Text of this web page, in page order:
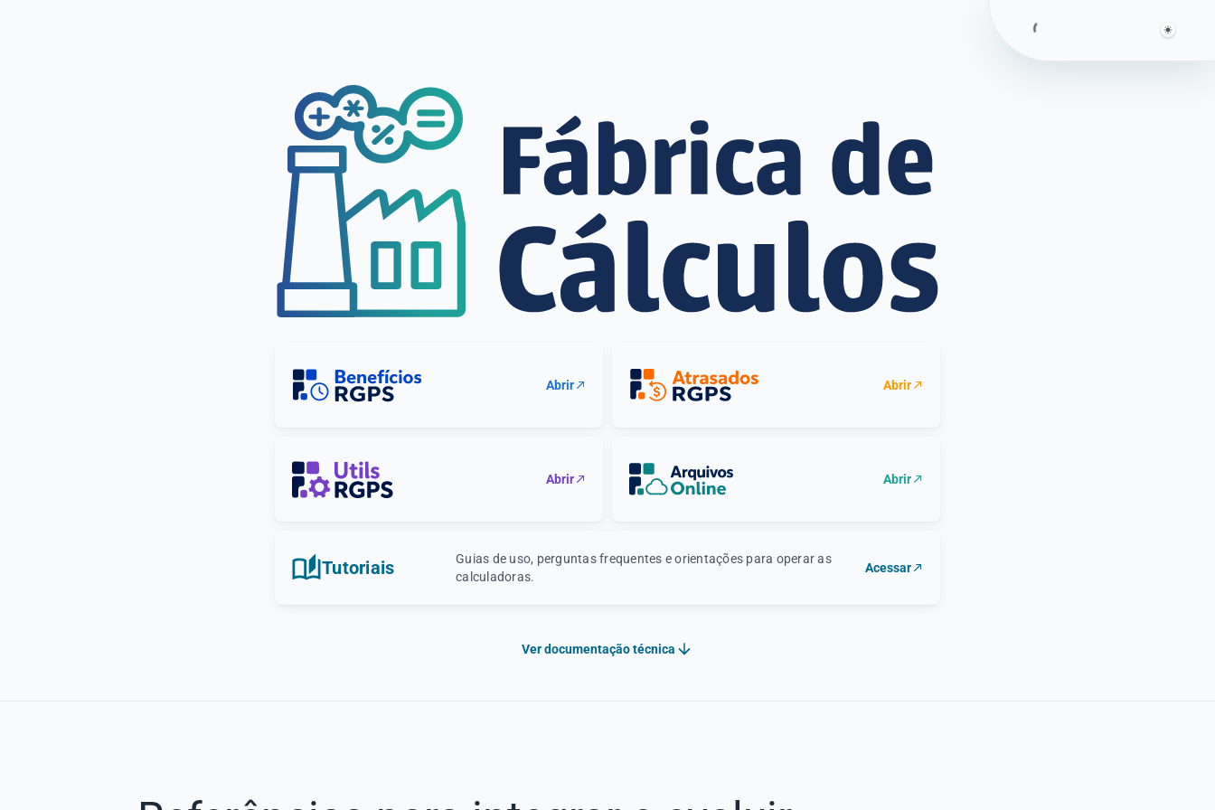
Fábrica de
Abrir Abrir
Abrir Abrir
Tutoriais
Guias de uso, perguntas frequentes e orientações para operar as
calculadoras.
Acessar
Ver documentação técnica